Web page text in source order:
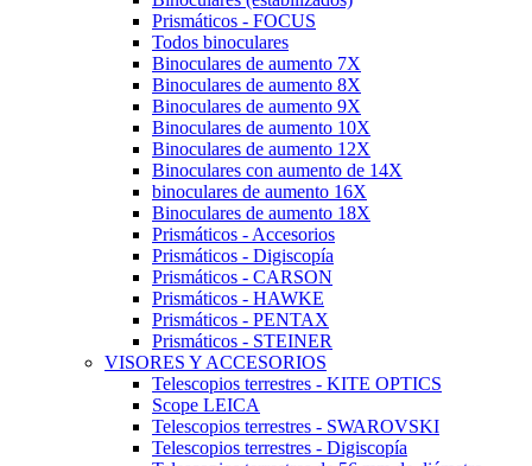
Prismáticos - FOCUS
Todos binoculares
Binoculares de aumento 7X
Binoculares de aumento 8X
Binoculares de aumento 9X
Binoculares de aumento 10X
Binoculares de aumento 12X
Binoculares con aumento de 14X
binoculares de aumento 16X
Binoculares de aumento 18X
Prismáticos - Accesorios
Prismáticos - Digiscopía
Prismáticos - CARSON
Prismáticos - HAWKE
Prismáticos - PENTAX
Prismáticos - STEINER
VISORES Y ACCESORIOS
Telescopios terrestres - KITE OPTICS
Scope LEICA
Telescopios terrestres - SWAROVSKI
Telescopios terrestres - Digiscopía